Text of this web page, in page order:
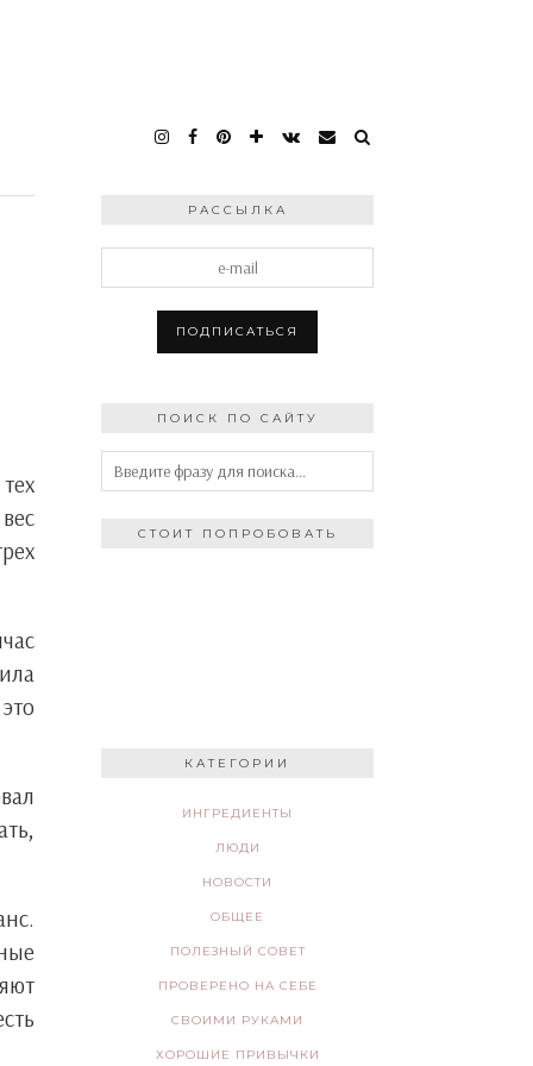
РАССЫЛКА
ПОИСК ПО САЙТУ
СТОИТ ПОПРОБОВАТЬ
КАТЕГОРИИ
ИНГРЕДИЕНТЫ
ЛЮДИ
НОВОСТИ
ОБЩЕЕ
ПОЛЕЗНЫЙ СОВЕТ
ПРОВЕРЕНО НА СЕБЕ
СВОИМИ РУКАМИ
ХОРОШИЕ ПРИВЫЧКИ